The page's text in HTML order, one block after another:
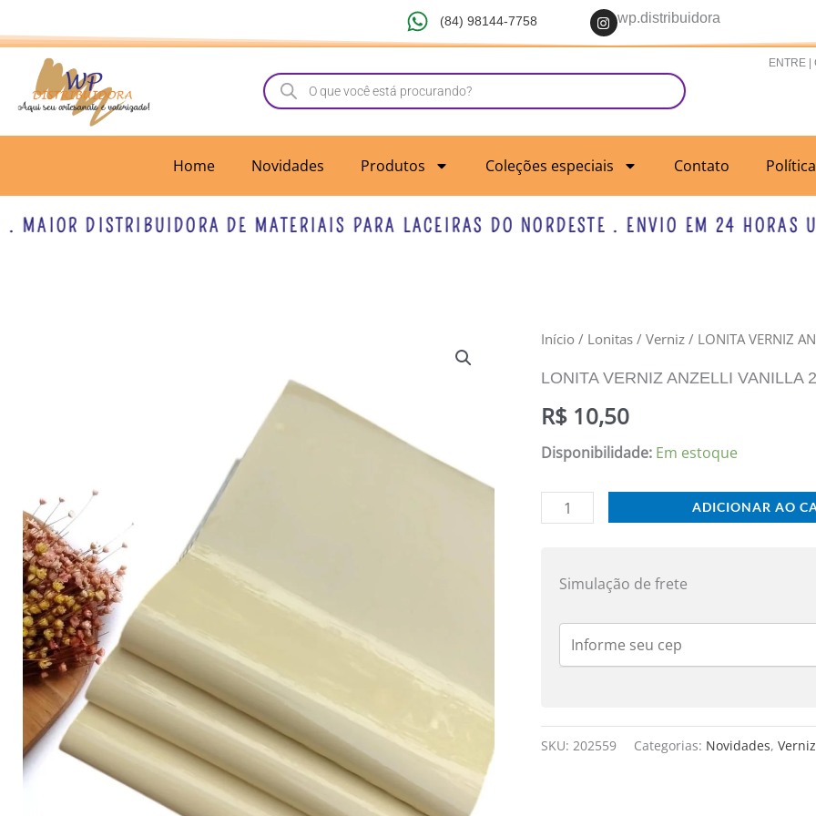
para
conteúdo
(84) 98144-7758 I
n
s
a
a
wp.distribuidora
Pesquisar
produtos
ENTRE |
Home Novidades Produtos Coleções especiais Contato
DISTRIBUIDORA DE MATERIAIS PARA LACEIRAS DO NORDESTE . ENVIO EM 24 HORAS
Início / Lonitas /Verniz / LONITA VERNIZ
LONITA VERNIZ ANZELLI VANILLA
R$ 10,50
Disponibilidade: Em estoque
LONITA
VANILLA
25X50
UND
quantidade
ADICIONAR AO
Simulação de frete
SKU: 202559 Categorias: Novidades,Verniz